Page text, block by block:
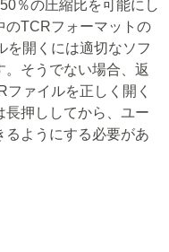
％の圧縮比を可能にし
のTCRフォーマットの
を開くには適切なソフ
。そうでない場合、返
ァイルを正しく開く
長押ししてから、ユー
ようにする必要があ